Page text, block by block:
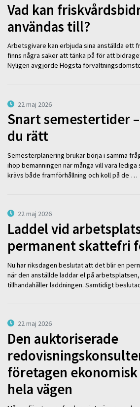
Vad kan
användas till?
Arbetsgivare kan erbjuda sina anställda ett
finns några saker att tänka på för att
Nyligen avgjorde Högsta
22 maj 2026
Snart semestertider
du rätt
Semesterplanering brukar börja i samma
ihop bemanningen när många vill vara
krävs både framförhållning och koll på de …
22 maj 2026
Laddel vid
permanent skattefri
Nu har riksdagen beslutat att det blir en
när den anställde laddar el på
tillhandahåller laddningen. Samtidigt
22 maj 2026
Den auktoriserade
företagen
hela vägen